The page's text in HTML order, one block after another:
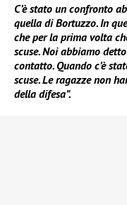
C’è stato un confronto
quella di Bortuzzo. In
che per la prima volta
scuse. Noi abbiamo
contatto. Quando c’è
scuse. Le ragazze non
della difesa”.